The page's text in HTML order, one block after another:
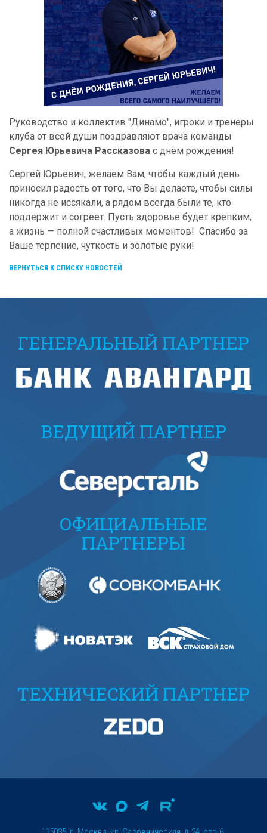
Руководство и коллектив "Динамо", игроки и тренеры
клуба от всей души поздравляют врача команды
Сергея Юрьевича Рассказова с днём рождения!
Сергей Юрьевич, желаем Вам, чтобы каждый день
приносил радость от того, что Вы делаете, чтобы силы
никогда не иссякали, а рядом всегда были те, кто
поддержит и согреет. Пусть здоровье будет крепким,
а жизнь — полной счастливых моментов! Спасибо за
Ваше терпение, чуткость и золотые руки!
ВЕРНУТЬСЯ К СПИСКУ НОВОСТЕЙ
ГЕНЕРАЛЬНЫЙ ПАРТНЕР
ВЕДУЩИЙ ПАРТНЕР
ОФИЦИАЛЬНЫЕ
ПАРТНЕРЫ
ТЕХНИЧЕСКИЙ ПАРТНЕР